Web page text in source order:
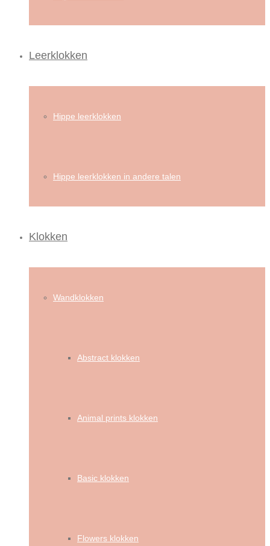
Leerklokken
Hippe leerklokken
Hippe leerklokken in andere talen
Klokken
Wandklokken
Abstract klokken
Animal prints klokken
Basic klokken
Flowers klokken